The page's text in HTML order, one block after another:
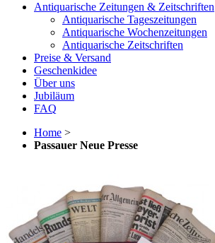
Antiquarische Zeitungen & Zeitschriften
Antiquarische Tageszeitungen
Antiquarische Wochenzeitungen
Antiquarische Zeitschriften
Preise & Versand
Geschenkidee
Über uns
Jubiläum
FAQ
Home >
Passauer Neue Presse